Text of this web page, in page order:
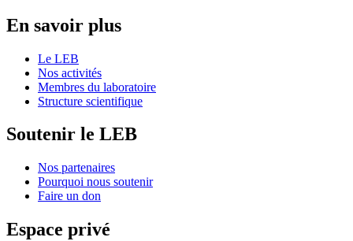
En savoir plus
Le LEB
Nos activités
Membres du laboratoire
Structure scientifique
Soutenir le LEB
Nos partenaires
Pourquoi nous soutenir
Faire un don
Espace privé